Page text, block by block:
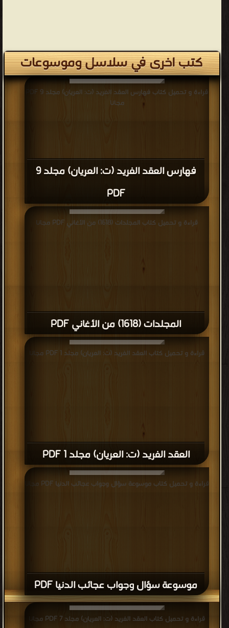
كتب اخرى في سلاسل وموسوعات
فهارس العقد الفريد (ت: العريان) مجلد 9
PDF
قراءة و تحميل كتاب فهارس العقد الفريد (ت: العريان) مجلد 9 PDF
مجانا
المجلدات (1618) من الأغاني PDF
قراءة و تحميل كتاب المجلدات (1618) من الأغاني PDF مجانا
العقد الفريد (ت: العريان) مجلد 1 PDF
قراءة و تحميل كتاب العقد الفريد (ت: العريان) مجلد 1 PDF مجانا
موسوعة سؤال وجواب عجائب الدنيا PDF
قراءة و تحميل كتاب موسوعة سؤال وجواب عجائب الدنيا PDF مجانا
قراءة و تحميل كتاب العقد الفريد (ت: العريان) مجلد 7 PDF مجانا